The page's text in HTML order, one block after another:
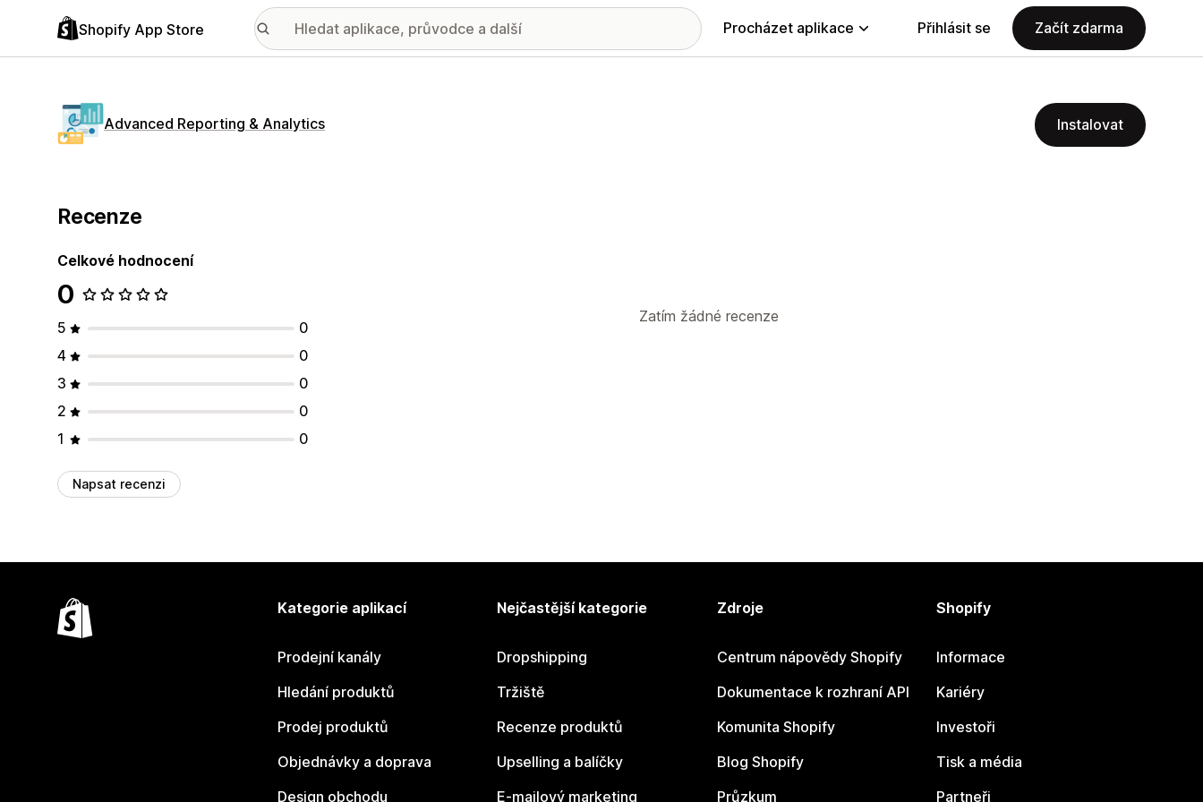
Shopify App Store Procházet aplikace Přihlásit se Začít zdarma
Advanced Reporting & Analytics Instalovat
Recenze
Celkové hodnocení
0
5
0
4
0
3
0
2
0
1
0
Napsat recenzi
Zatím žádné recenze
Kategorie aplikací
Prodejní kanály
Hledání produktů
Prodej produktů
Objednávky a doprava
Design obchodu
Nejčastější kategorie
Dropshipping
Tržiště
Recenze produktů
Upselling a balíčky
E-mailový marketing
Zdroje
Centrum nápovědy Shopify
Dokumentace k rozhraní API
Komunita Shopify
Blog Shopify
Průzkum
Shopify
Informace
Kariéry
Investoři
Tisk a média
Partneři